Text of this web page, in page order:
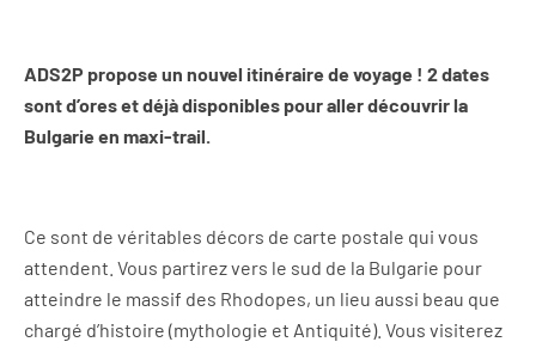
ADS2P propose un nouvel itinéraire de voyage ! 2 dates
sont d’ores et déjà disponibles pour aller découvrir la
Bulgarie en maxi-trail.
Ce sont de véritables décors de carte postale qui vous
attendent. Vous partirez vers le sud de la Bulgarie pour
atteindre le massif des Rhodopes, un lieu aussi beau que
chargé d’histoire (mythologie et Antiquité). Vous visiterez